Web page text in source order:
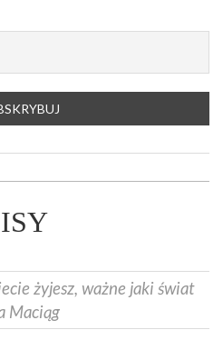
żyjesz, ważne jaki świat
Maciąg